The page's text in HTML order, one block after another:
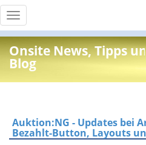
Toggle
navigation
Onsite News, Tipps
Blog
Auktion:NG - Updates bei
Bezahlt-Button, Layouts